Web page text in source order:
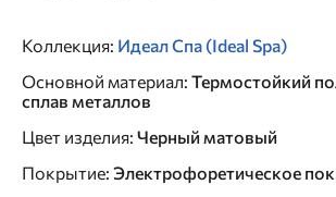
Коллекция: Идеал Спа (Ideal Spa)
Основной материал: Термостойкий
сплав металлов
Цвет изделия: Черный матовый
Покрытие: Электрофоретическое